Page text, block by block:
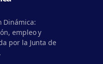
Dinámica:
empleo y
por la Junta de